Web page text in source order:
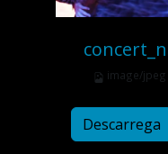
image/jpeg
Descarrega